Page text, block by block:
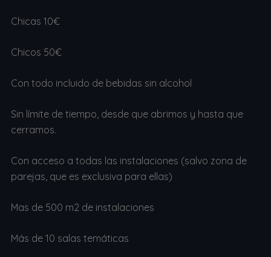
Chicas 10€
Chicos 50€
Con todo incluido de bebidas sin alcohol
Sin límite de tiempo, desde que abrimos y hasta que
cerramos.
Con acceso a todas las instalaciones (salvo zona de
parejas, que es exclusiva para ellas)
Mas de 500 m2 de instalaciones
Más de 10 salas temáticas